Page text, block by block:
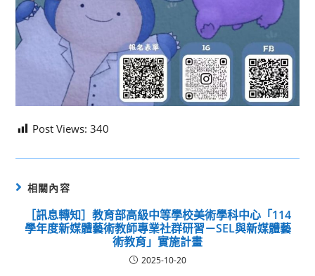
Post Views: 340
相關內容
［訊息轉知］教育部高級中等學校美術學科中心「114
學年度新媒體藝術教師專業社群研習－SEL與新媒體藝
術教育」實施計畫
2025-10-20